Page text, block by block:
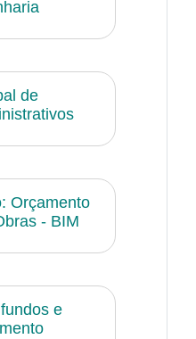
de
Orçamento
- BIM
e